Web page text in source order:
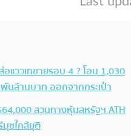
แววเทขายรอบ 4 ? โอน 1,030
นล้านบาท ออกจากกระเป๋า
สวนทางหุ้นสหรัฐฯ ATH
ซใกล้ยุติ